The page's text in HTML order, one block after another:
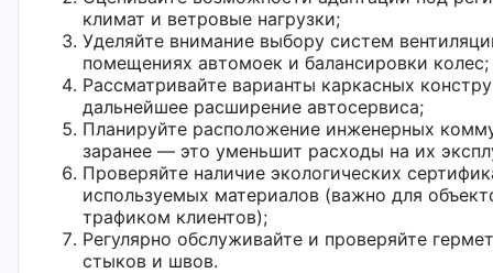
климат и ветровые нагрузки;
Уделяйте внимание выбору систем
помещениях автомоек и балансировки колес;
Рассматривайте варианты каркасных
дальнейшее расширение автосервиса;
Планируйте расположение инженерных
заранее — это уменьшит расходы на их
Проверяйте наличие экологических
используемых материалов (важно для
трафиком клиентов);
Регулярно обслуживайте и проверяйте
стыков и швов.